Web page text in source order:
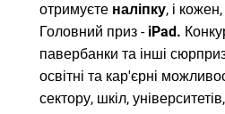
отримуєте наліпку, і
Головний приз - iPad.
павербанки та інші
освітні та кар'єрні
сектору, шкіл,